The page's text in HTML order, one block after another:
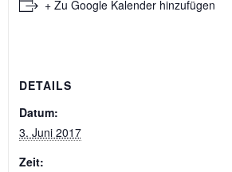
+ Zu Google Kalender hinzufügen
DETAILS
Datum:
3. Juni 2017
Zeit: